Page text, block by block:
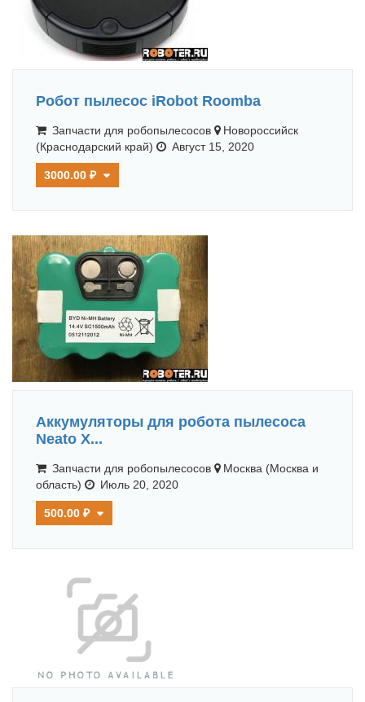
Робот пылесос iRobot Roomba
Запчасти для робопылесосов
Новороссийск
(Краснодарский край)
Август 15, 2020
3000.00 ₽
Аккумуляторы для робота пылесоса
Neato X...
Запчасти для робопылесосов
Москва (Москва и
область)
Июль 20, 2020
500.00 ₽